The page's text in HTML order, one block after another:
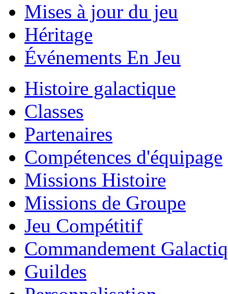
Mises à jour du jeu
Héritage
Événements En Jeu
Histoire galactique
Classes
Partenaires
Compétences d'équipage
Missions Histoire
Missions de Groupe
Jeu Compétitif
Commandement
Guildes